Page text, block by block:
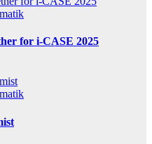
for i-CASE 2025